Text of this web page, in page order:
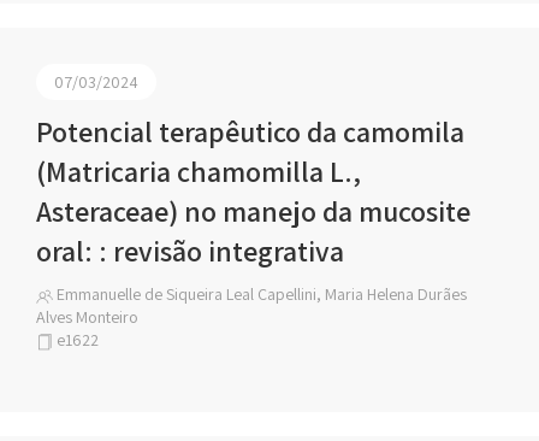
07/03/2024
Potencial terapêutico da camomila
(Matricaria chamomilla L.,
Asteraceae) no manejo da mucosite
oral: : revisão integrativa
Emmanuelle de Siqueira Leal Capellini, Maria Helena Durães
Alves Monteiro
e1622